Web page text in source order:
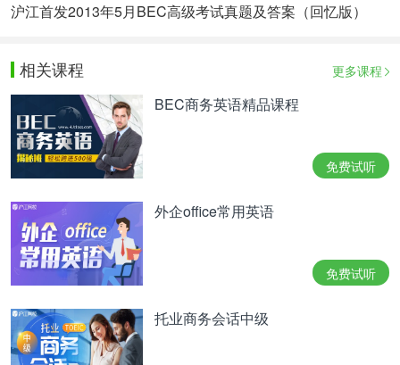
沪江首发2013年5月BEC高级考试真题及答案（回忆版）
相关课程 更多课程
BEC商务英语精品课程
免费试听
外企office常用英语
免费试听
托业商务会话中级